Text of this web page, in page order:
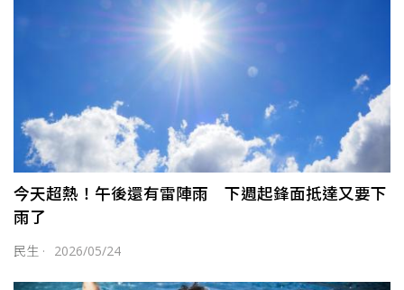
今天超熱！午後還有雷陣雨 下週起鋒面抵達又要下
雨了
民生 · 2026/05/24